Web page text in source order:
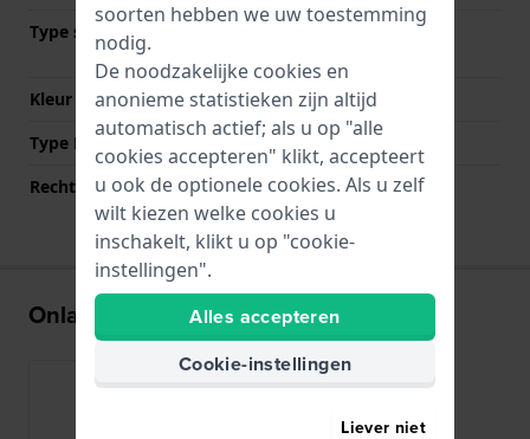
Type sluiting
Kleur sluiting
Zilver
Type Bevestiging
Stalen pennen
Rechte aanzet
Nee
Onlangs bekeken
soorten hebben we uw toestemming
nodig.
De noodzakelijke cookies en
anonieme statistieken zijn altijd
automatisch actief; als u op "alle
cookies accepteren" klikt, accepteert
u ook de optionele cookies. Als u zelf
wilt kiezen welke cookies u
inschakelt, klikt u op "cookie-
instellingen".
Alles accepteren
Cookie-instellingen
Liever niet